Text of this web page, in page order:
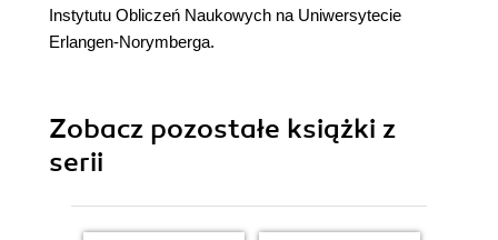
Instytutu Obliczeń Naukowych na Uniwersytecie
Erlangen-Norymberga.
Zobacz pozostałe książki z
serii